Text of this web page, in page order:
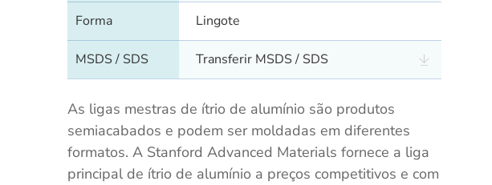
Forma Lingote
MSDS / SDS Transferir MSDS / SDS
As ligas mestras de ítrio de alumínio são produtos
semiacabados e podem ser moldadas em diferentes
formatos. A Stanford Advanced Materials fornece a liga
principal de ítrio de alumínio a preços competitivos e com